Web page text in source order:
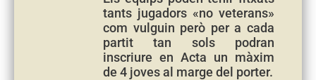
tants jugadors «no veterans»
com vulguin però per a cada
partit tan sols podran
inscriure en Acta un màxim
de 4 joves al marge del porter.